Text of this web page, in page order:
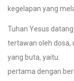
kegelapan yang
Tuhan Yesus
tertawan oleh dosa,
yang buta, yaitu:
pertama dengan